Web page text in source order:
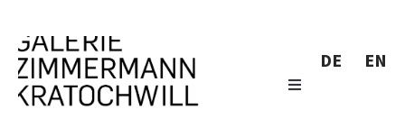
DE EN